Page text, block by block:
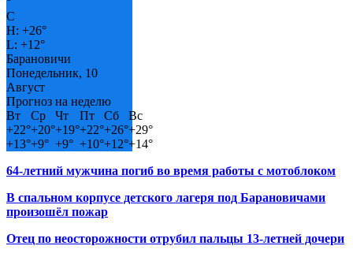
C
H: +26°
L: +12°
Барановичи
Понедельник, 10
Август
Прогноз на неделю
Вт
Ср Чт Пт Сб
Вс
+22°+20°+19°+22°+26°+29°
+13°+9° +9° +10°+12°+14°
64-летний мужчина погиб во время работы с мотоблоком
В спальном корпусе детского лагеря под Барановичами
произошёл пожар
Отец по неосторожности отрубил пальцы 13-летней дочери